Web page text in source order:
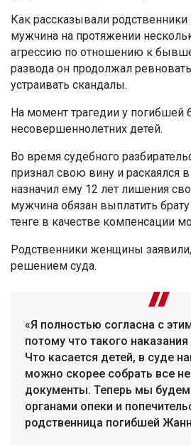
Как рассказывали
мужчина на протяжении
агрессию по отношению к
развода он продолжал
устраивать скандалы.
На момент трагедии у погибшей
несовершеннолетних детей.
Во время судебного
признал свою вину и раскаялся
назначил ему 12 лет лишения
мужчина обязан выплатить
тенге в качестве компенсации
Родственники женщины
решением суда.
«Я полностью согласна с
потому что такого
Что касается детей, в суде
можно скорее собрать все
документы. Теперь мы будем
органами опеки и
родственница погибшей